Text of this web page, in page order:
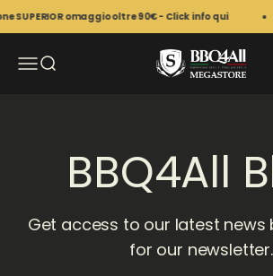
Vai al contenuto
SUPERIOR omaggio oltre 90€ - Click info qui
Apri il menu di navigazione
Mostra il menu di ricerca
BBQ4All
BBQ4All
Get access to our latest news
for our newsletter.